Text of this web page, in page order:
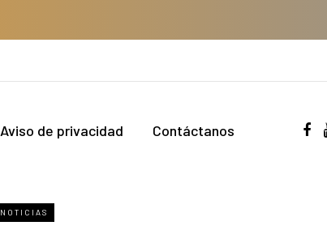
Aviso de privacidad Contáctanos
NOTICIAS